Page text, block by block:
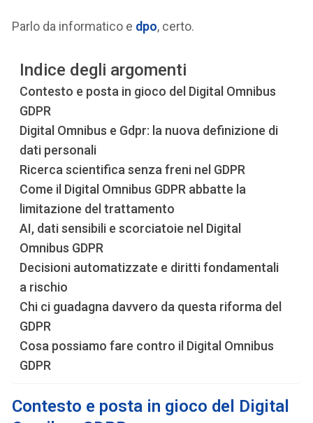
Parlo da informatico e dpo, certo.
Indice degli argomenti
Contesto e posta in gioco del Digital Omnibus
GDPR
Digital Omnibus e Gdpr: la nuova definizione di
dati personali
Ricerca scientifica senza freni nel GDPR
Come il Digital Omnibus GDPR abbatte la
limitazione del trattamento
AI, dati sensibili e scorciatoie nel Digital
Omnibus GDPR
Decisioni automatizzate e diritti fondamentali
a rischio
Chi ci guadagna davvero da questa riforma del
GDPR
Cosa possiamo fare contro il Digital Omnibus
GDPR
Contesto e posta in gioco del Digital